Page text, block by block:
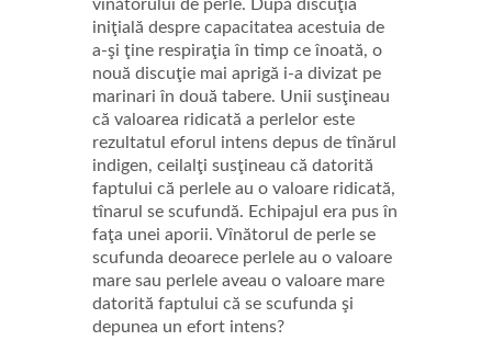
vînătorului de perle. După discuţia
iniţială despre capacitatea acestuia de
a-şi ţine respiraţia în timp ce înoată, o
nouă discuţie mai aprigă i-a divizat pe
marinari în două tabere. Unii susţineau
că valoarea ridicată a perlelor este
rezultatul eforul intens depus de tînărul
indigen, ceilalţi susţineau că datorită
faptului că perlele au o valoare ridicată,
tînarul se scufundă. Echipajul era pus în
faţa unei aporii. Vînătorul de perle se
scufunda deoarece perlele au o valoare
mare sau perlele aveau o valoare mare
datorită faptului că se scufunda şi
depunea un efort intens?